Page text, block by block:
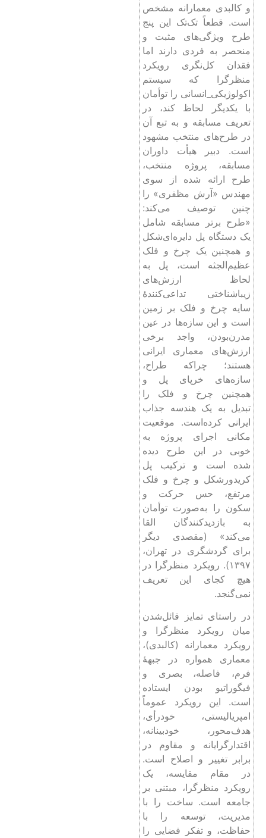
و کالبدی معمارانه مشخص
است. قطعاً تک‌تک این پنج
طرح ویژگی‌های مثبت و
منحصر به فردی دارند اما
فقدان کل‌نگری رویکرد
منظرگرا که سیستم
اکولوژیکی_انسانی را توأمان
با یکدیگر لحاظ کند، در
تعریف مسابقه و به تبع آن
در طرح‌های منتخب مشهود
است. دبیر هیأت داوران
مسابقه، پروژه منتخب،
طرح ارائه شده از سوی
مهندس «آرش مظفری» را
چنین توصیف می‌کند:
«طرح برتر مسابقه شامل
یک دستگاه پل دایره‌ای‌شکل
و همچنین یک چرخ و فلک
عظیم‌الجثه است، پل به
لحاظ ارزش‌های
زیباشناختی تداعی‌کنندۀ
سایه چرخ و فلک بر زمین
است و این سازه‌ها در عین
مدرن‌بودن، واجد برخی
ارزش‌های معماری ایرانی
هستند؛ چراکه طراح،
سازه‌های خرپای پل و
همچنین چرخ و فلک را
تبدیل به یک هندسه جذاب
ایرانی کرده‌است. موقعیت
مکانی اجرای پروژه به
خوبی در این طرح دیده‌
شده ‌است و ترکیب پل
کریدور‌شکل و چرخ و فلک
مرتفع، حس حرکت و
سکون را به‌صورت توأمان
به بازدیدکنندگان القا
می‌کند» (مقصدی دیگر
برای گردشگری در تهران،
۱۳۹۷). رویکرد منظرگرا در
هیچ کجای این تعریف
نمی‌گنجد.
در راستای تمایز قائل‌شدن
میان رویکرد منظرگرا و
رویکرد معمارانه (کالبدی)،
معماری همواره در جبهۀ
فرم، فاصله، بصری و
فیگوراتیو بودن ایستاده
‌است. این رویکرد عموماً
امپریالیستی، خودرأی،
هدف‌محور، خودبینانه،
اقتدارگرایانه و مقاوم در
برابر تغییر و اصلاح است.
در مقام مقایسه، یک
رویکرد منظرگرا، مبتنی بر
جامعه است. ساخت را با
مدیریت، توسعه را با
حفاظت، و تفکر فضایی را